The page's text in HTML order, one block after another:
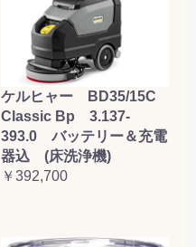
ケルヒャー BD35/15C
Classic Bp 3.137-
393.0 バッテリー＆充電
器込 (床洗浄機)
￥392,700